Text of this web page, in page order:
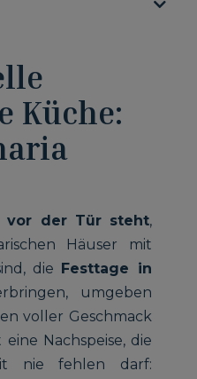
Küche:
vor der Tür steht,
Häuser mit
die Festtage in
umgeben
voller Geschmack
Nachspeise, die
nie fehlen darf: